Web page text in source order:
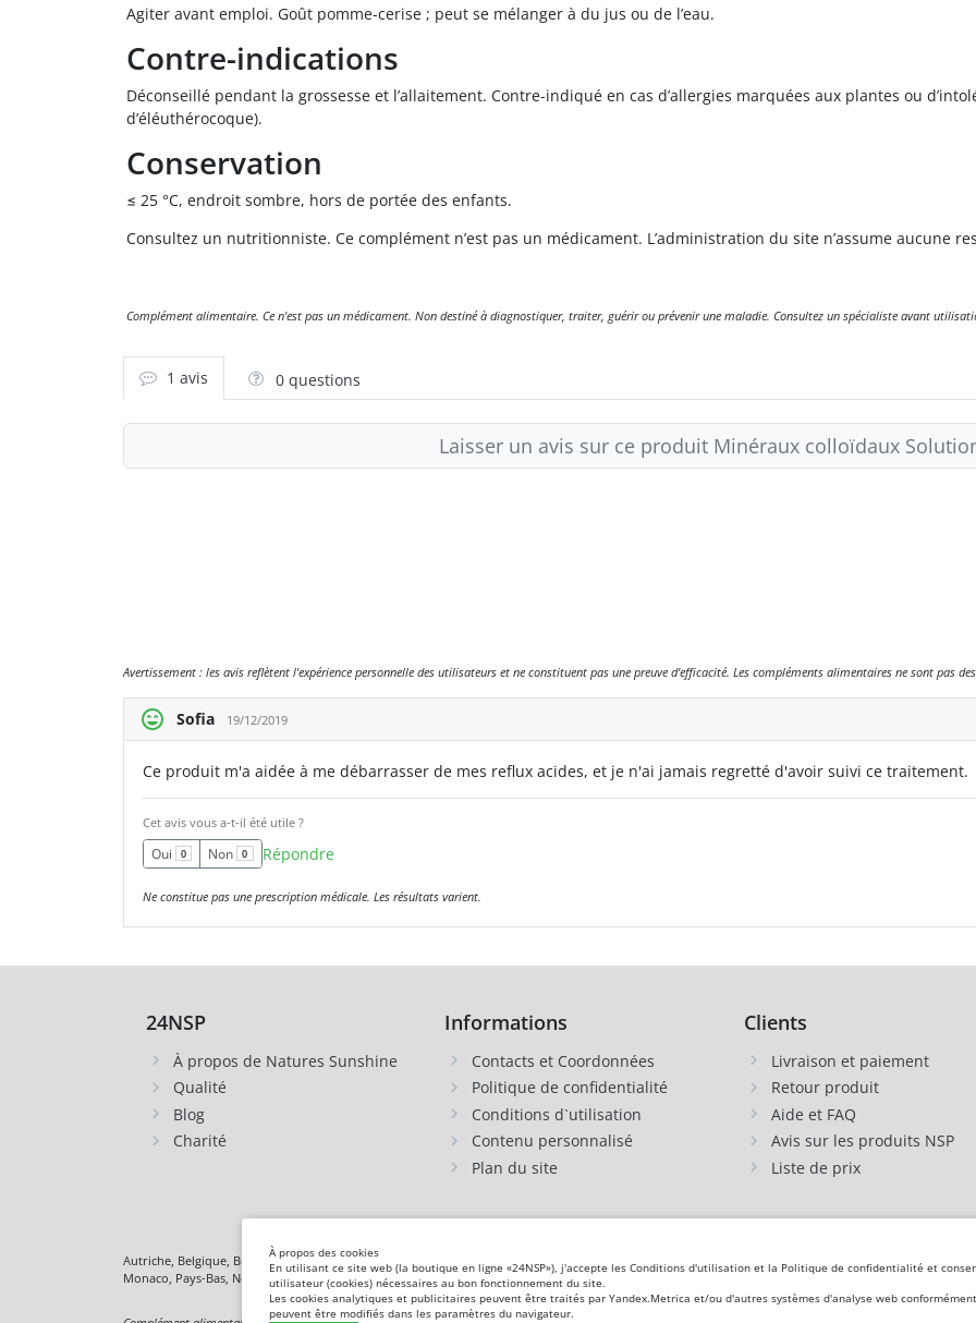
Agiter avant emploi. Goût pomme-cerise ; peut se mélanger à du jus ou de l’eau.
Contre-indications
Déconseillé pendant la grossesse et l’allaitement. Contre-indiqué en cas d’allergies marquées aux plantes ou
d’éléuthérocoque).
Conservation
≤ 25 °C, endroit sombre, hors de portée des enfants.
Consultez un nutritionniste. Ce complément n’est pas un médicament. L’administration du site n’assume aucune
Complément alimentaire. Ce n'est pas un médicament. Non destiné à diagnostiquer, traiter, guérir ou prévenir une maladie. Consultez un spécialiste avant
1 avis 0 questions
Laisser un avis sur ce produit Minéraux colloïdaux
Avertissement : les avis reflètent l'expérience personnelle des utilisateurs et ne constituent pas une preuve d'efficacité. Les compléments alimentaires ne sont pas
Sofia 19/12/2019
Ce produit m'a aidée à me débarrasser de mes reflux acides, et je n'ai jamais regretté d'avoir suivi ce traitement.
Cet avis vous a-t-il été utile ?
Oui 0 Non 0 Répondre
Ne constitue pas une prescription médicale. Les résultats varient.
24NSP
À propos de Natures Sunshine
Qualité
Blog
Charité
Informations
Contacts et Coordonnées
Politique de confidentialité
Conditions d`utilisation
Contenu personnalisé
Plan du site
Clients
Livraison et paiement
Retour produit
Aide et FAQ
Avis sur les produits NSP
Liste de prix
Autriche, Belgique, Bulgarie, Royaume-Uni, Hongrie, Allemagne, Guernesey, Grèce, Danemark, Jersey, Irlande, Islande, Espagne
, Italie, Îles Canaries,
Monaco, Pays-Bas, Norvège,Pologne, République tchèque,Roumanie, Saint-Marin, Slovénie, Îles Féroé, Finlande, , Croatie,
À propos des cookies
En utilisant ce site web (la boutique en ligne «24NSP»), j'accepte les Conditions d'utilisation et la Politique de confidentialité et
utilisateur (cookies) nécessaires au bon fonctionnement du site.
Les cookies analytiques et publicitaires peuvent être traités par Yandex.Metrica et/ou d'autres systèmes d'analyse web
peuvent être modifiés dans les paramètres du navigateur.